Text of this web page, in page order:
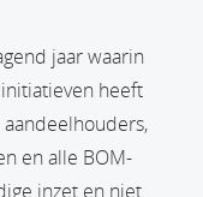
jaar waarin
heeft
en alle BOM-
inzet en niet